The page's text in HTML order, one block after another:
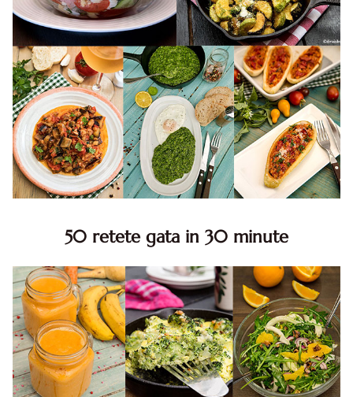
50 retete gata in 30 minute
minute. Retete rapide. Retete rapide de mancare. Idei
retete mancare rapid